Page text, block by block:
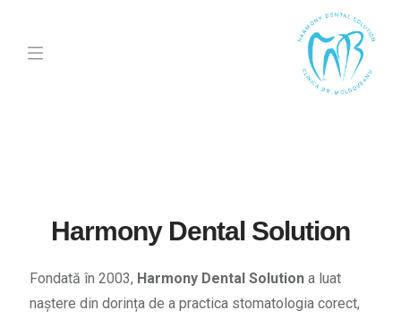
Harmony Dental Solution
Fondată în 2003, Harmony Dental Solution a luat
naștere din dorința de a practica stomatologia corect,